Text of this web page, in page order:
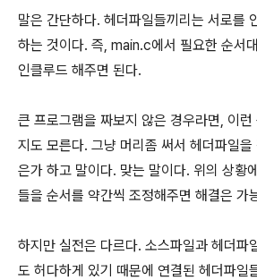
말은 간단하다. 헤더파일들끼리는 서로를
하는 것이다. 즉, main.c에서 필요한 순서
인클루드 해주면 된다.
큰 프로그램을 짜보지 않은 경우라면, 이
지도 모른다. 그냥 머리좀 써서 헤더파일
은가 하고 말이다. 맞는 말이다. 위의 상황
들을 순서를 약간씩 조정해주면 해결은 가
하지만 실전은 다르다. 소스파일과 헤더파
도 허다하게 있기 때문에 연결된 헤더파일